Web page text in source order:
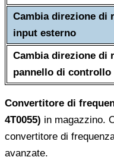
Cambia direzione di
input esterno
Cambia direzione di
pannello di controllo
Convertitore di
4T0055) in magazzino.
convertitore di
avanzate.